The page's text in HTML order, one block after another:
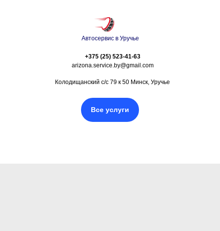
Автосервис в Уручье
+375 (25) 523-41-63
arizona.service.by@gmail.com
Колодищанский с/с 79 к 50 Минск, Уручье
Все услуги